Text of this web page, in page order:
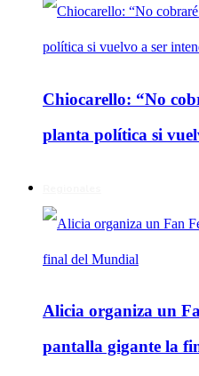
Chiocarello: “No
planta política si
Alicia organiza un
pantalla gigante la